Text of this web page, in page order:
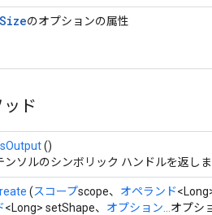
Sizeのオプションの属性
ド
()
ンソルのシンボリック ハンドルを返しま
(スコープscope、 オペランド
<Long> setShape、 オプション... オプシ